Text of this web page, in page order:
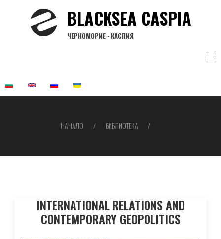
BLACKSEA CASPIA
ЧЕРНОМОРИЕ - КАСПИЯ
НАЧАЛО БИБЛИОТЕКА
INTERNATIONAL RELATIONS AND
CONTEMPORARY GEOPOLITICS